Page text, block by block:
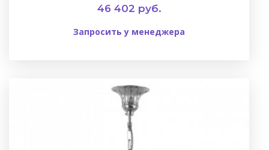
46 402 руб.
Запросить у менеджера